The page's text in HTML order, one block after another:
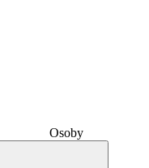
Osoby